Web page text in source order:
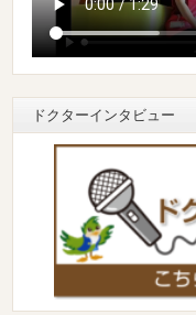
ドクターインタビュー